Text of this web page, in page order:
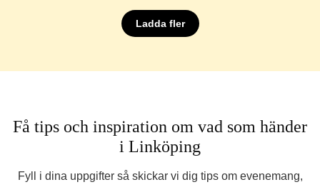
Ladda fler
Få tips och inspiration om vad som händer
i Linköping
Fyll i dina uppgifter så skickar vi dig tips om evenemang,